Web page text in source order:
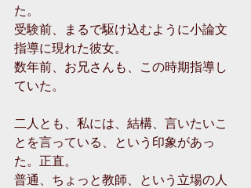
た。
受験前、まるで駆け込むように小論文
指導に現れた彼女。
数年前、お兄さんも、この時期指導し
ていた。
二人とも、私には、結構、言いたいこ
とを言っている、という印象があっ
た。正直。
普通、ちょっと教師、という立場の人